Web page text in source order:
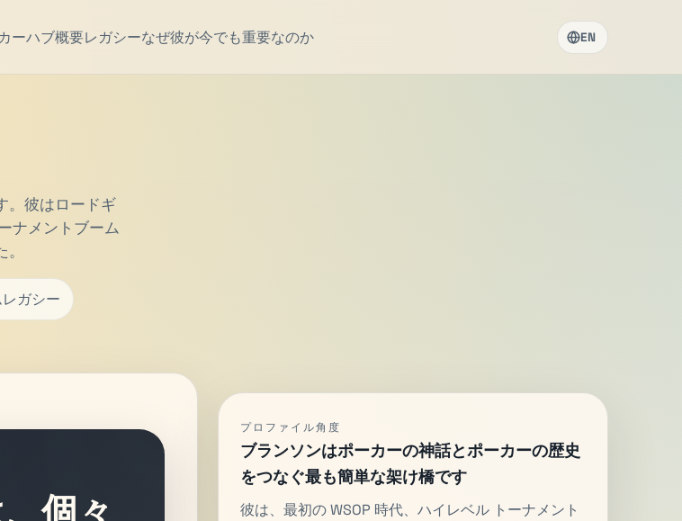
ーハブ概要レガシーなぜ彼が今でも重要なのか EN
。彼はロードギ
ナメントブーム
ガシー
個々
プロファイル角度
ブランソンはポーカーの神話とポーカーの歴史
をつなぐ最も簡単な架け橋です
彼は、最初の WSOP 時代、ハイレベル トーナメント